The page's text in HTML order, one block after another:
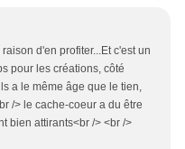
d'en profiter...Et c'est un
pour les créations, côté
a le même âge que le tien,
/> le cache-coeur a du être
bien attirants<br /> <br />